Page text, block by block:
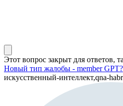
Этот вопрос закрыт для ответов,
Новый тип жалобы - member GPT?
искусственный-интеллект,qna-habr